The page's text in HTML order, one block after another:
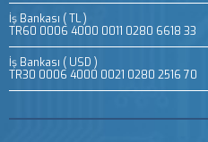
İş Bankası ( TL )
TR60 0006 4000 0011 0280 6618 33
İş Bankası ( USD )
TR30 0006 4000 0021 0280 2516 70